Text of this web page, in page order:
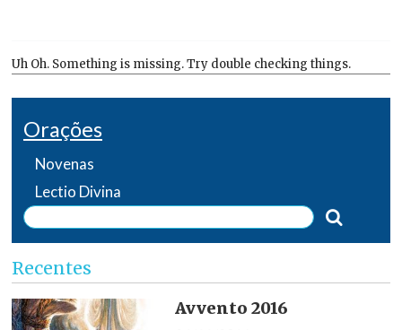
Uh Oh. Something is missing. Try double checking things.
Orações
Novenas
Lectio Divina
Recentes
Avvento 2016